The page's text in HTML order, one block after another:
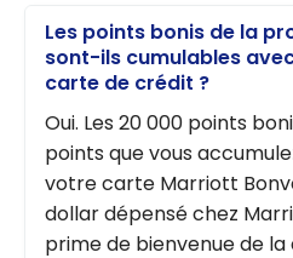
Les points bonis de la
sont-ils cumulables
carte de crédit ?
Oui. Les 20 000 points
points que vous
votre carte Marriott
dollar dépensé chez
prime de bienvenue de la